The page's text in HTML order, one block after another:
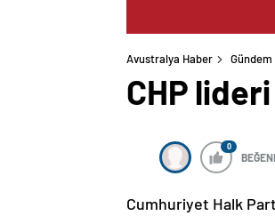
Avustralya Haber Gündem
CHP
0
Cumhuriyet Halk